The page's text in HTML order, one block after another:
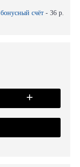
бонусный счёт - 36 р.
+